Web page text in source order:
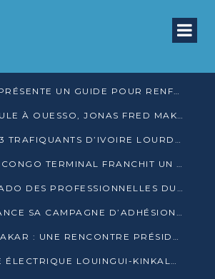
L’ACAT CONGO PRÉSENTE UN GUIDE POUR RENFORCER LES GARANTIES JUDICIAIRES EN GARDE À VUE
DEPUIS SA CELLULE À OUESSO, JONAS FRED MAKITA DÉNONCE CE QU’IL QUALIFIE DE DÉNI DE JUSTICE
BRACONNAGE : 3 TRAFIQUANTS D’IVOIRE LOURDEMENT CONDAMNÉS À DJAMBALA
POINTE-NOIRE : CONGO TERMINAL FRANCHIT UN CAP HISTORIQUE AVEC 99 MOUVEMENTS/HEURE
KELLÉ, L’ELDORADO DES PROFESSIONNELLES DU SEXE
LE PARTI DPC LANCE SA CAMPAGNE D’ADHÉSIONS ET VEUT STRUCTURER SA PRÉSENCE DANS LES 15 DÉPARTEMENTS
MACKY SALL À DAKAR : UNE RENCONTRE PRÉSIDENTIELLE QUI DIVISE L’OPINION SÉNÉGALAISE
POOL : LA LIGNE ÉLECTRIQUE LOUINGUI-KINKALA-BOKO MISE EN SERVICE